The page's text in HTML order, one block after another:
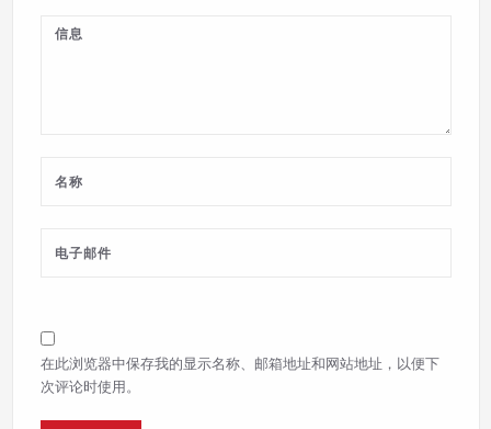
在此浏览器中保存我的显示名称、邮箱地址和网站地址，以便下
次评论时使用。